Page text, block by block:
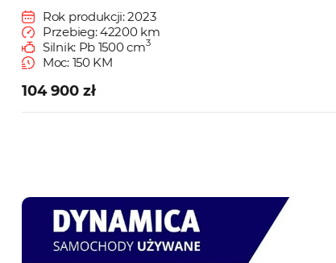
Rok produkcji: 2023
Przebieg: 42200 km
Silnik: Pb 1500 cm3
Moc: 150 KM
104 900 zł